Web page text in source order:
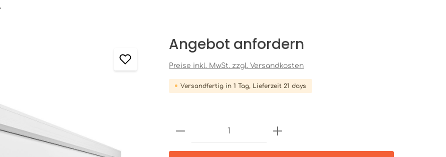
Angebot anfordern
Preise inkl. MwSt. zzgl. Versandkosten
Versandfertig in 1 Tag, Lieferzeit 21 days
Produkt Anzahl: Gib den gewünschten